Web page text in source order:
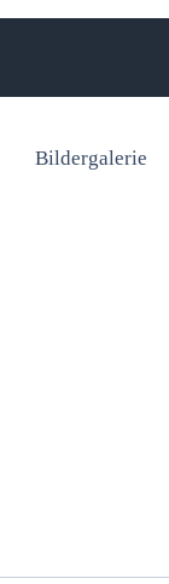
Bildergalerie